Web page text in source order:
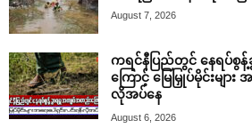
August 7, 2026
ကရင်နီပြည်တွင် နေရပ်စွ
ကြောင့် မြေမြှုပ်မိုင်းများ
လိုအပ်နေ
August 6, 2026